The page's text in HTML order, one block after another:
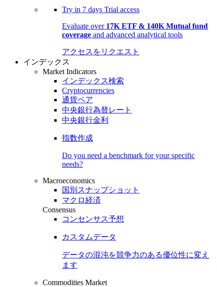
Try in 7 days Trial access
Evaluate over 17K ETF & 140K Mutual fund
coverage and advanced analytical tools
アクセスをリクエスト
インデックス
Market Indicators
インデックス検索
Cryptocurrencies
通貨ペア
中央銀行為替レート
中央銀行金利
指数作成
Do you need a benchmark for your specific
needs?
Macroeconomics
国別スナップショット
マクロ経済
Consensus
コンセンサス予想
カスタムデータ
データの混沌を競争力のある優位性に変え
ます
Commodities Market